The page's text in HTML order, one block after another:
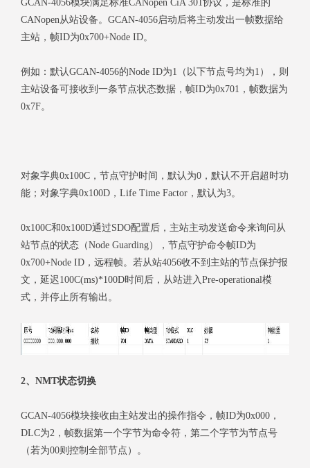
GCAN-4056模块满足标准CANopen CiA 301协议，是标准的
CANopen从站设备。GCAN-4056启动后将主动发出一帧数据给
主站，帧ID为0x700+Node ID。
例如：默认GCAN-4056的Node ID为1（以下节点号均为1），则
主站设备可接收到一条节点状态数据，帧ID为0x701，帧数据为
0x7F。
对象字典0x100C，节点守护时间，默认为0，默认不开启超时功
能；对象字典0x100D，Life Time Factor，默认为3。
0x100C和0x100D通过SDO配置后，主站主动发送命令来询问从
站节点的状态（Node Guarding），节点守护命令帧ID为
0x700+Node ID，远程帧。若从站4056收不到主站的节点保护报
文，延迟100C(ms)*100D时间后，从站进入Pre-operational模
式，并停止所有输出。
2、NMT状态切换
GCAN-4056模块接收由主站发出的操作指令，帧ID为0x000，
DLC为2，帧数据第一个字节为命令符，第二个字节为节点号
（若为00则控制全部节点）。